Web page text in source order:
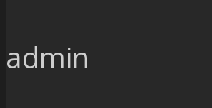
admin